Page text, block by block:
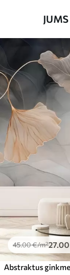
Taikymo būdas
Turimos
Standartas
45 27.00 /
Premiumas
56 .67 34 .00€
Premium
/m²
Peel and
.6548.99€/
45.00€/m²27.00
Abstraktus